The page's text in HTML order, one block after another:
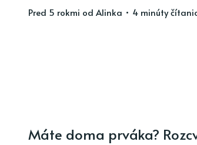
pred 5 rokmi od Alinka • 4 minúty
Máte doma prváka?